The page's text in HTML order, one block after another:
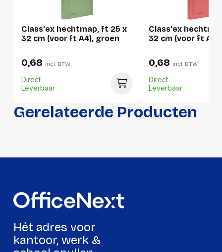
Gewicht
64 g
Verpakking
Hoeveelheid:
1 stuk
Hoeveelheid:
Gerelateerde Producten
Class'ex hechtmap, ft 25 x
32 cm (voor ft A4), groen
0,68 incl. BTW
Direct
Leverbaar
Class'ex
32 cm (voor ft
0,68 incl. BTW
Direct
Leverbaar
Hét adres voor
kantoor, werk &